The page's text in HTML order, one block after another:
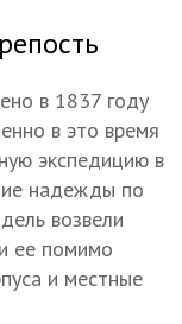
в 1837 году
в это время
экспедицию в
надежды по
возвели
ее помимо
и местные